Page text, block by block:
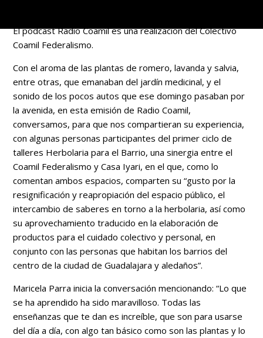
El podcast Radio Coamil es una realización del Colectivo
Coamil Federalismo.
Con el aroma de las plantas de romero, lavanda y salvia,
entre otras, que emanaban del jardín medicinal, y el
sonido de los pocos autos que ese domingo pasaban por
la avenida, en esta emisión de Radio Coamil,
conversamos, para que nos compartieran su experiencia,
con algunas personas participantes del primer ciclo de
talleres Herbolaria para el Barrio, una sinergia entre el
Coamil Federalismo y Casa Iyari, en el que, como lo
comentan ambos espacios, comparten su “gusto por la
resignificación y reapropiación del espacio público, el
intercambio de saberes en torno a la herbolaria, así como
su aprovechamiento traducido en la elaboración de
productos para el cuidado colectivo y personal, en
conjunto con las personas que habitan los barrios del
centro de la ciudad de Guadalajara y aledaños”.
Maricela Parra inicia la conversación mencionando: “Lo que
se ha aprendido ha sido maravilloso. Todas las
enseñanzas que te dan es increíble, que son para usarse
del día a día, con algo tan básico como son las plantas y lo